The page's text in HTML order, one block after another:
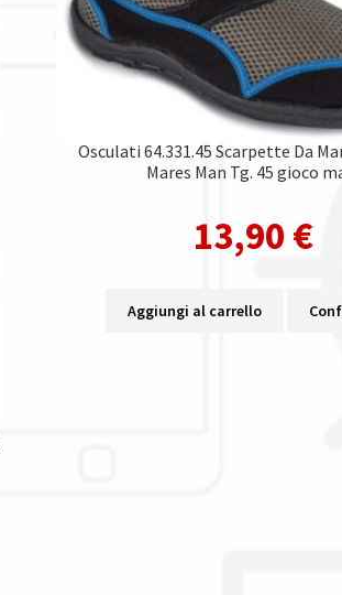
Osculati 64.331.45 Scarpette Da
Mares Man Tg. 45 gioco
13,90 €
Aggiungi al carrello